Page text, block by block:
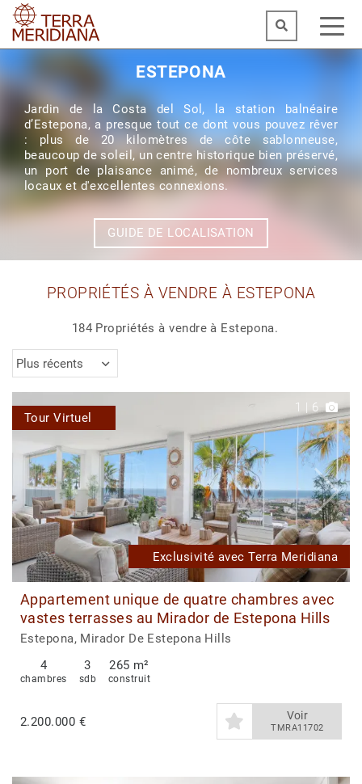
ESTEPONA
Jardin de la Costa del Sol, la station balnéaire
d’Estepona, a presque tout ce dont vous pouvez rêver
: plus de 20 kilomètres de côte sablonneuse,
beaucoup de soleil, un centre historique bien préservé,
un port de plaisance animé, de nombreux services
locaux et d'excellentes connexions.
GUIDE DE LOCALISATION
PROPRIÉTÉS À VENDRE À ESTEPONA
184 Propriétés à vendre à Estepona.
Plus récents
1 | 6
Exclusivité avec Terra Meridiana
Tour Virtuel
Appartement unique de quatre chambres avec
vastes terrasses au Mirador de Estepona Hills
Estepona, Mirador De Estepona Hills
4
chambres
3
sdb
265 m²
construit
2.200.000 € Voir
TMRA11702